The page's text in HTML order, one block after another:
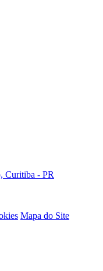
Curitiba - PR
Mapa do Site